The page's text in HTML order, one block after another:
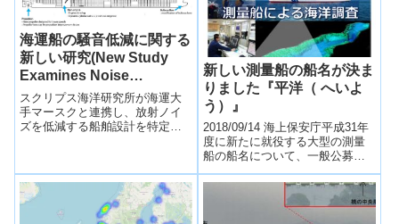
海運船の騒音低減に関する
新しい研究(New Study
Examines Noise
Reduction from
Retrofitted Shipping
Vessels)
スクリプス海洋研究所が海運大
手マースクと連携し、放射ノイ
ズを低減する船舶設計を特定。
新しい測量船の船名が決ま
りました『平洋（ へいよ
う）』
2018/09/14 海上保安庁平成31年
度に新たに就役する大型の測量
船の船名について、一般公募を
行ったところ、総数1819件の応
募を頂き、その中で応募数が一